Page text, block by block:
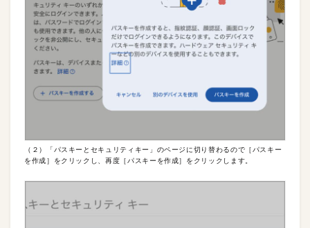
（２）「パスキーとセキュリティキー」のページに切り替わるので［パスキー
を作成］をクリックし、再度［パスキーを作成］をクリックします。